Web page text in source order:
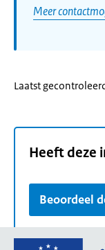
Meer
Laatst
Heeft deze
Beoordeel